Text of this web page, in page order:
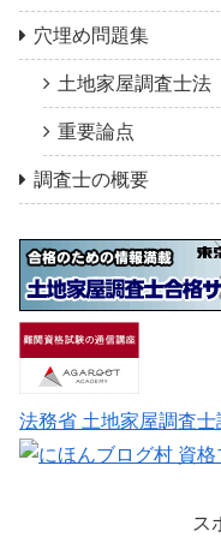
穴埋め問題集
土地家屋調査士法
重要論点
調査士の概要
法務省 土地家屋調査士
ス